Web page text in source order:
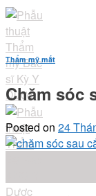
Skip
to
content
Thẩm mỹ mắt
Chăm sóc
Posted on 24